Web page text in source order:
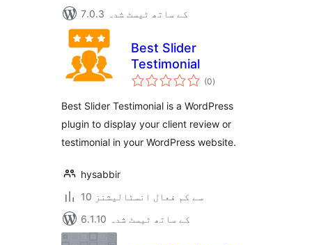
7.0.3 کے ساتھ ٹیسٹ شدہ
Best Slider
Testimonial
(0مجموعی
درجہ
)
Best Slider Testimonial is a WordPress
plugin to display your client review or
testimonial in your WordPress website.
hysabbir
10 سے کم فعال انسٹالیشنز
6.1.10 کے ساتھ ٹیسٹ شدہ